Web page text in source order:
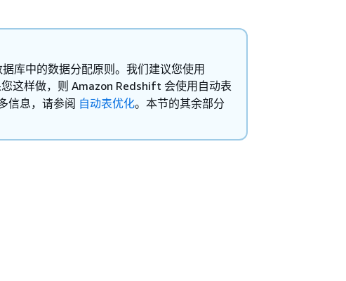
库中的数据分配原则。我们建议您使用
这样做，则 Amazon Redshift 会使用自动表
信息，请参阅 自动表优化。本节的其余部分